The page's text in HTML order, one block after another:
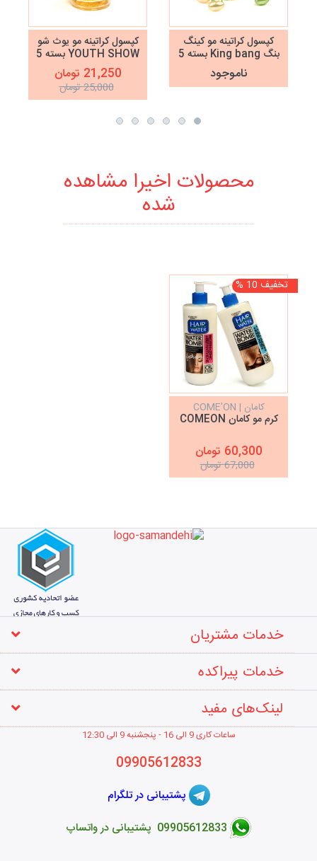
کپسول کراتینه مو کینگ
بنگ King bang بسته 5
عددی
ناموجود
کپسول کراتینه مو یوث شو
YOUTH SHOW بسته 5
عددی21,250 تومان
25,000 تومان
محصولات اخیرا مشاهده
شده
تخفیف 10 %
کامان | COME'ON
کرم مو کامان COMEON
60,300 تومان
67,000 تومان
خدمات مشتریان
خدمات پیراکده
لینک‌های مفید
ساعات کاری 9 الی 16 - پنجشنبه 9 الی 12 :30
09905612833
پشتیبانی در تلگرام
09905612833 پشتیبانی در واتساپ